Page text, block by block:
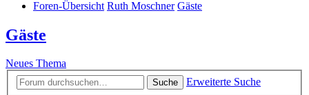
Foren-Übersicht Ruth Moschner Gäste
Gäste
Neues Thema
Suche
Erweiterte Suche